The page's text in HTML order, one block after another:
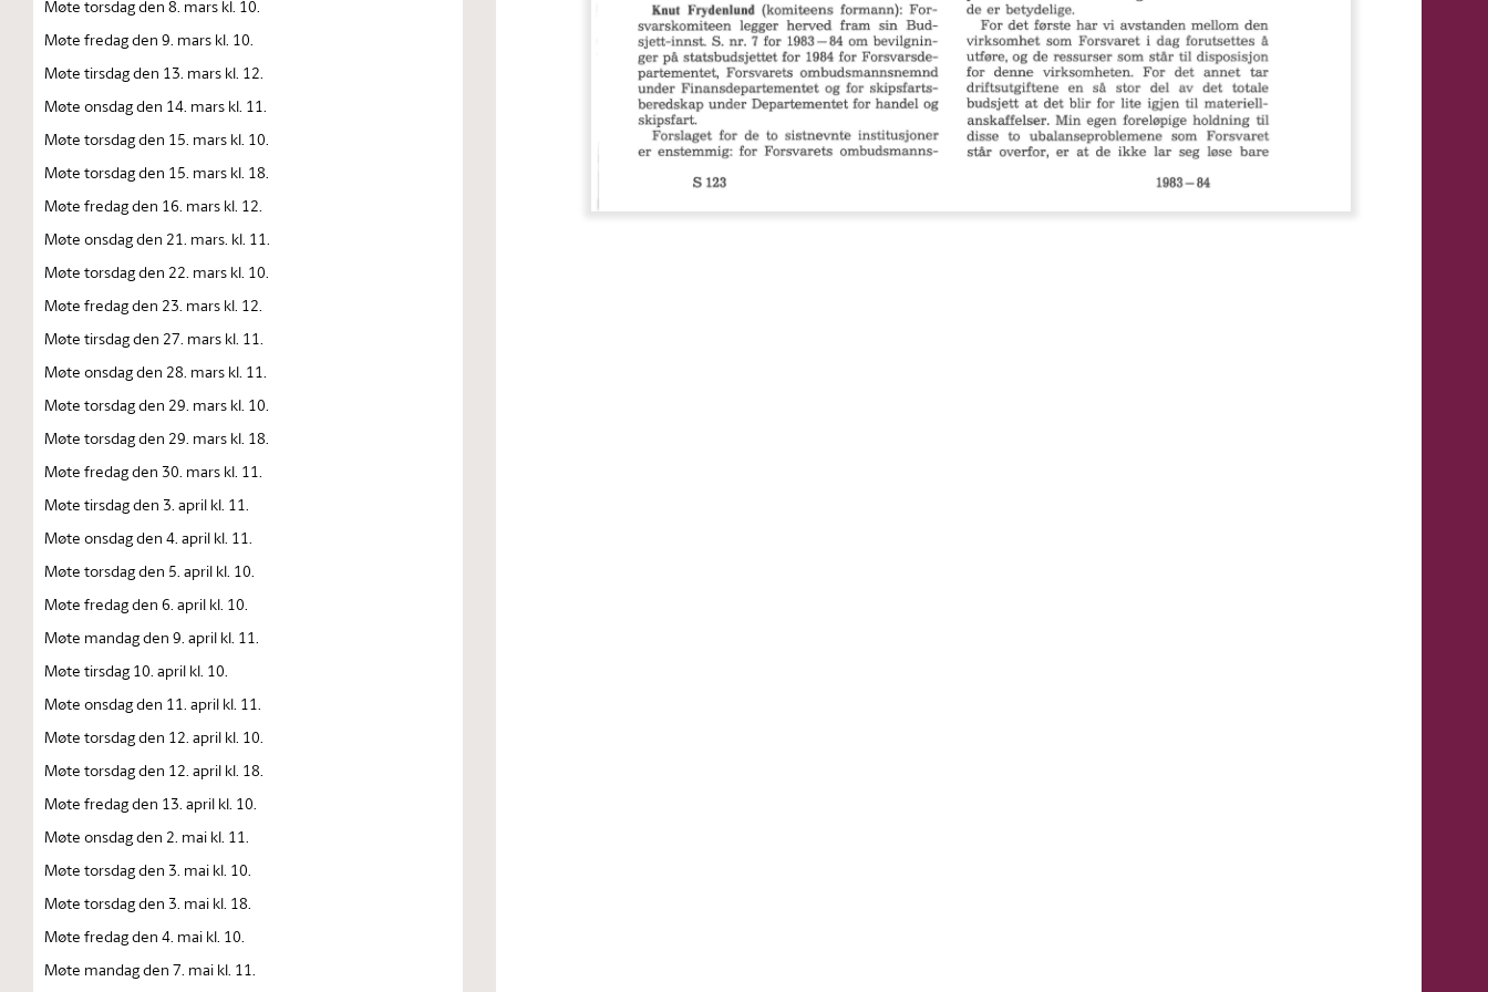
Møte torsdag den 8. mars kl. 10.
Møte fredag den 9. mars kl. 10.
Møte tirsdag den 13. mars kl. 12.
Møte onsdag den 14. mars kl. 11.
Møte torsdag den 15. mars kl. 10.
Møte torsdag den 15. mars kl. 18.
Møte fredag den 16. mars kl. 12.
Møte onsdag den 21. mars. kl. 11.
Møte torsdag den 22. mars kl. 10.
Møte fredag den 23. mars kl. 12.
Møte tirsdag den 27. mars kl. 11.
Møte onsdag den 28. mars kl. 11.
Møte torsdag den 29. mars kl. 10.
Møte torsdag den 29. mars kl. 18.
Møte fredag den 30. mars kl. 11.
Møte tirsdag den 3. april kl. 11.
Møte onsdag den 4. april kl. 11.
Møte torsdag den 5. april kl. 10.
Møte fredag den 6. april kl. 10.
Møte mandag den 9. april kl. 11.
Møte tirsdag 10. april kl. 10.
Møte onsdag den 11. april kl. 11.
Møte torsdag den 12. april kl. 10.
Møte torsdag den 12. april kl. 18.
Møte fredag den 13. april kl. 10.
Møte onsdag den 2. mai kl. 11.
Møte torsdag den 3. mai kl. 10.
Møte torsdag den 3. mai kl. 18.
Møte fredag den 4. mai kl. 10.
Møte mandag den 7. mai kl. 11.